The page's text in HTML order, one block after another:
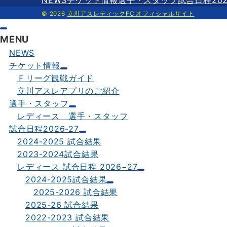
© 2026 立川アスレティックFC オフィシャルサイト
MENU
NEWS
チケット情報
Ｆリーグ観戦ガイド
立川アスレアプリのご紹介
選手・スタッフ
レディース 選手・スタッフ
試合日程2026-27
2024-2025 試合結果
2023-2024試合結果
レディース 試合日程 2026−27
2024-2025試合結果
2025-2026 試合結果
2025-26 試合結果
2022-2023 試合結果